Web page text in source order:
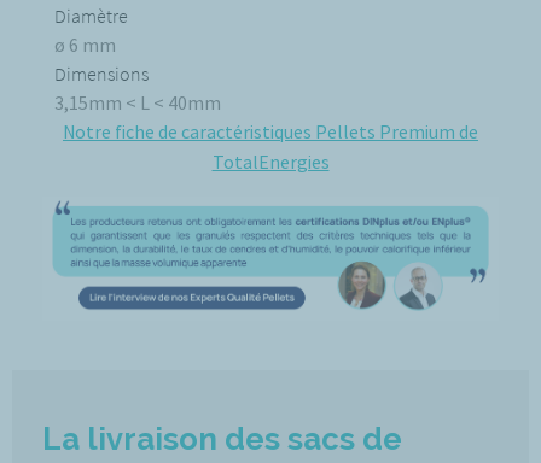
Diamètre
ø 6 mm
Dimensions
3,15mm < L < 40mm
Notre fiche de caractéristiques Pellets Premium de
TotalEnergies
La livraison des sacs de